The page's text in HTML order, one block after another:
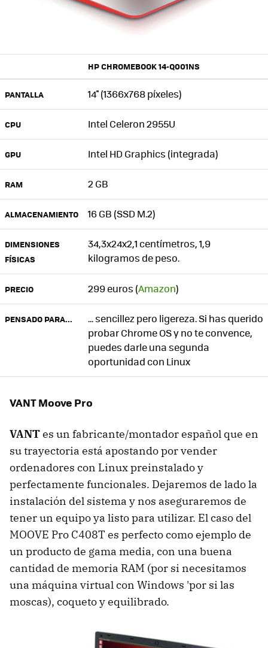
HP CHROMEBOOK 14-Q001NS
PANTALLA 14'' (1366x768 píxeles)
CPU Intel Celeron 2955U
GPU Intel HD Graphics (integrada)
RAM 2 GB
ALMACENAMIENTO 16 GB (SSD M.2)
DIMENSIONES
FÍSICAS
34,3x24x2,1 centímetros, 1,9
kilogramos de peso.
PRECIO 299 euros (Amazon)
PENSADO PARA...
... sencillez pero ligereza. Si has querido
probar Chrome OS y no te convence,
puedes darle una segunda
oportunidad con Linux
VANT Moove Pro
VANTes un fabricante/montador español que en
su trayectoria está apostando por vender
ordenadores con Linux preinstalado y
perfectamente funcionales. Dejaremos de lado la
instalación del sistema y nos aseguraremos de
tener un equipo ya listo para utilizar. El caso del
MOOVE Pro C408T es perfecto como ejemplo de
un producto de gama media, con una buena
cantidad de memoria RAM (por si necesitamos
una máquina virtual con Windows 'por si las
moscas), coqueto y equilibrado.